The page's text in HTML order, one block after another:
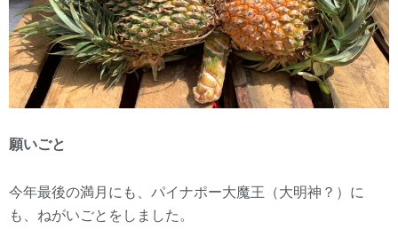
願いごと
今年最後の満月にも、パイナポー大魔王（大明神？）に
も、ねがいごとをしました。